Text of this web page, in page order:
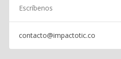
Escríbenos
contacto@impactotic.co